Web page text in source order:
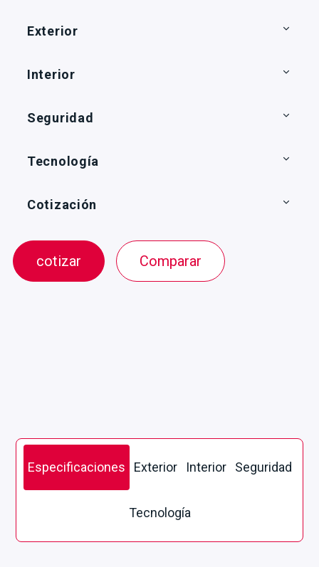
Exterior
Interior
Seguridad
Tecnología
Cotización
cotizar Comparar
Especificaciones Exterior Interior Seguridad
Tecnología